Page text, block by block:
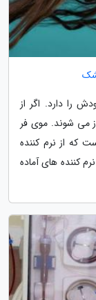
دارد. اگر از
می شوند. موی فر
که از نرم کننده
کننده های آماده